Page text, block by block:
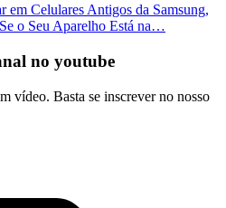
Celulares Antigos da Samsung,
o Seu Aparelho Está na…
no youtube
vídeo. Basta se inscrever no nosso